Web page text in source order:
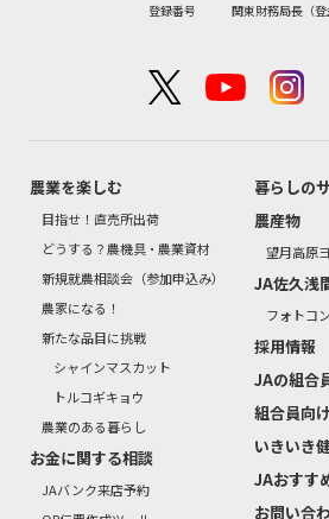
登録番号 関東財務局長（登
農業を楽しむ
目指せ！直売所出荷
どうする？農機具・農業資材
新規就農相談会（参加申込み）
農家になる！
新たな品目に挑戦
シャインマスカット
トルコギキョウ
農業のある暮らし
お金に関する相談
JAバンク来店予約
暮らしの
農産物
望月高原
JA佐久浅
フォトコ
採用情報
JAの組合
組合員向
いきいき
JAおすす
お問い合